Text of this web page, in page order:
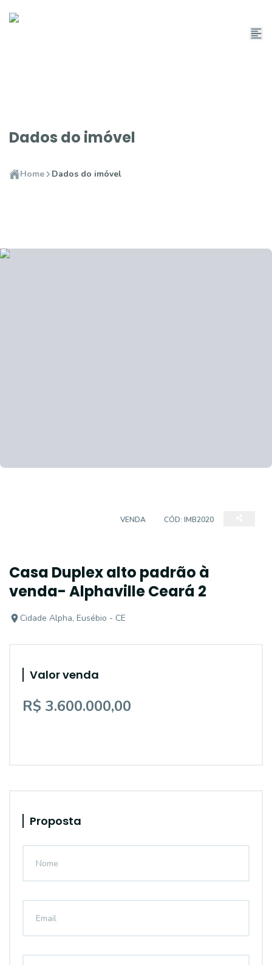
Dados do imóvel
Home Dados do imóvel
VENDA CÓD: IMB2020
Casa Duplex alto padrão à
venda- Alphaville Ceará 2
Cidade Alpha, Eusébio - CE
Valor venda
R$ 3.600.000,00
Proposta